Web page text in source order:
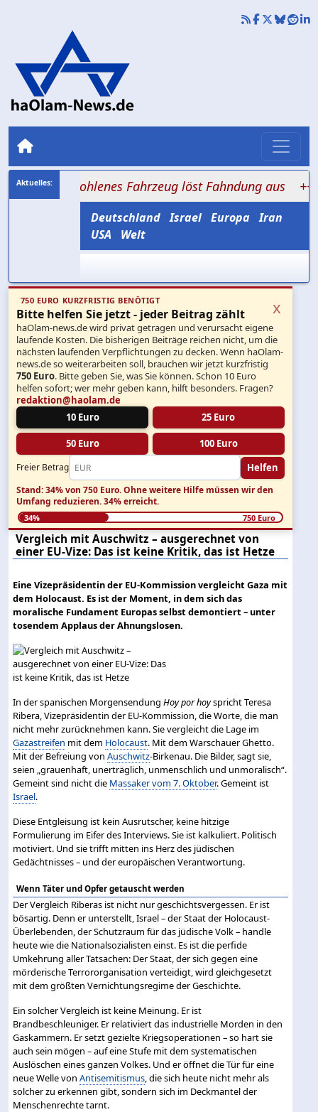
Fahrzeug löst Fahndung aus +++ 25
Deutschland Israel Europa Iran
USA
Welt
750 EURO KURZFRISTIG BENÖTIGT
Bitte helfen Sie jetzt - jeder Beitrag zählt
haOlam-news.de wird privat getragen und verursacht eigene
laufende Kosten. Die bisherigen Beiträge reichen nicht, um die
nächsten laufenden Verpflichtungen zu decken. Wenn haOlam-
news.de so weiterarbeiten soll, brauchen wir jetzt kurzfristig
750 Euro. Bitte geben Sie, was Sie können. Schon 10 Euro
helfen sofort; wer mehr geben kann, hilft besonders. Fragen?
redaktion@haolam.de
10 Euro
25 Euro
50 Euro 100 Euro
Freier Betrag Helfen
x
Stand: 34% von 750 Euro.Ohne weitere Hilfe müssen wir den
Umfang reduzieren.34% erreicht.
34% 750 Euro
Vergleich mit Auschwitz – ausgerechnet von
einer EU-Vize: Das ist keine Kritik, das ist Hetze
Eine Vizepräsidentin der EU-Kommission vergleicht Gaza mit
dem Holocaust. Es ist der Moment, in dem sich das
moralische Fundament Europas selbst demontiert – unter
tosendem Applaus der Ahnungslosen.
In der spanischen MorgensendungHoy por hoyspricht Teresa
Ribera, Vizepräsidentin der EU-Kommission, die Worte, die man
nicht mehr zurücknehmen kann. Sie vergleicht die Lage im
Gazastreifen mit dem Holocaust. Mit dem Warschauer Ghetto.
Mit der Befreiung vonAuschwitz-Birkenau. Die Bilder, sagt sie,
seien „grauenhaft, unerträglich, unmenschlich und unmoralisch“.
Gemeint sind nicht die Massaker vom 7. Oktober. Gemeint ist
Israel.
Diese Entgleisung ist kein Ausrutscher, keine hitzige
Formulierung im Eifer des Interviews. Sie ist kalkuliert. Politisch
motiviert. Und sie trifft mitten ins Herz des jüdischen
Gedächtnisses – und der europäischen Verantwortung.
Wenn Täter und Opfer getauscht werden
Der Vergleich Riberas ist nicht nur geschichtsvergessen. Er ist
bösartig. Denn er unterstellt, Israel – der Staat der Holocaust-
Überlebenden, der Schutzraum für das jüdische Volk – handle
heute wie die Nationalsozialisten einst. Es ist die perfide
Umkehrung aller Tatsachen: Der Staat, der sich gegen eine
mörderische Terrororganisation verteidigt, wird gleichgesetzt
mit dem größten Vernichtungsregime der Geschichte.
Ein solcher Vergleich ist keine Meinung. Er ist
Brandbeschleuniger. Er relativiert das industrielle Morden in den
Gaskammern. Er setzt gezielte Kriegsoperationen – so hart sie
auch sein mögen – auf eine Stufe mit dem systematischen
Auslöschen eines ganzen Volkes. Und er öffnet die Tür für eine
neue Welle vonAntisemitismus, die sich heute nicht mehr als
solcher zu erkennen gibt, sondern sich im Deckmantel der
Menschenrechte tarnt.